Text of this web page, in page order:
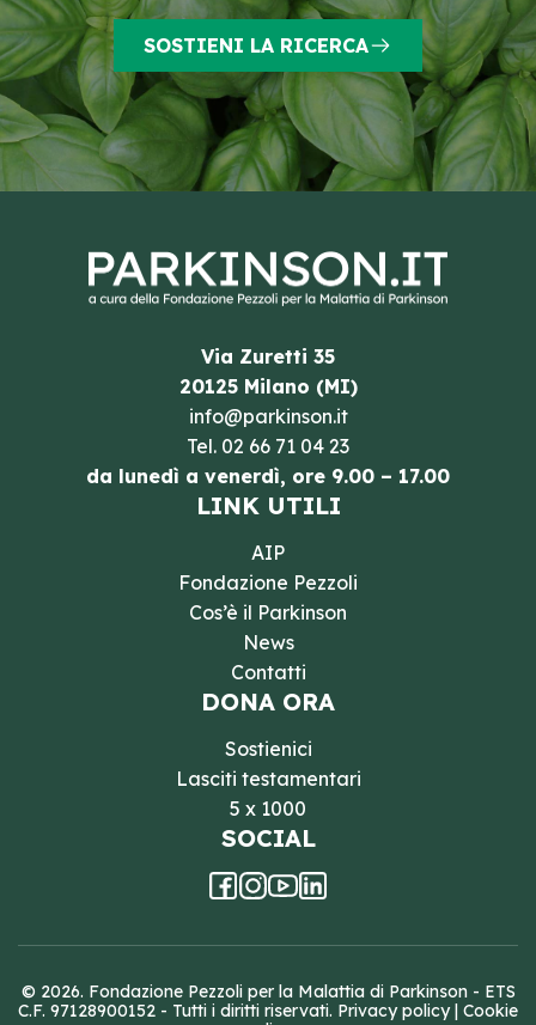
SOSTIENI LA RICERCA
Via Zuretti 35
20125 Milano (MI)
info@parkinson.it
Tel. 02 66 71 04 23
da lunedì a venerdì, ore 9.00 – 17.00
LINK UTILI
AIP
Fondazione Pezzoli
Cos’è il Parkinson
News
Contatti
DONA ORA
Sostienici
Lasciti testamentari
5 x 1000
SOCIAL
© 2026. Fondazione Pezzoli per la Malattia di Parkinson - ETS
C.F. 97128900152 - Tutti i diritti riservati. Privacy policy| Cookie